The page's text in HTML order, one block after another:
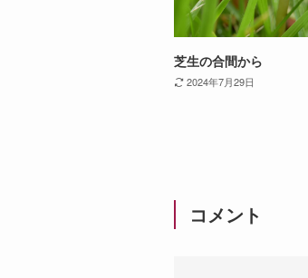
芝生の合間から
2024年7月29日
コメント